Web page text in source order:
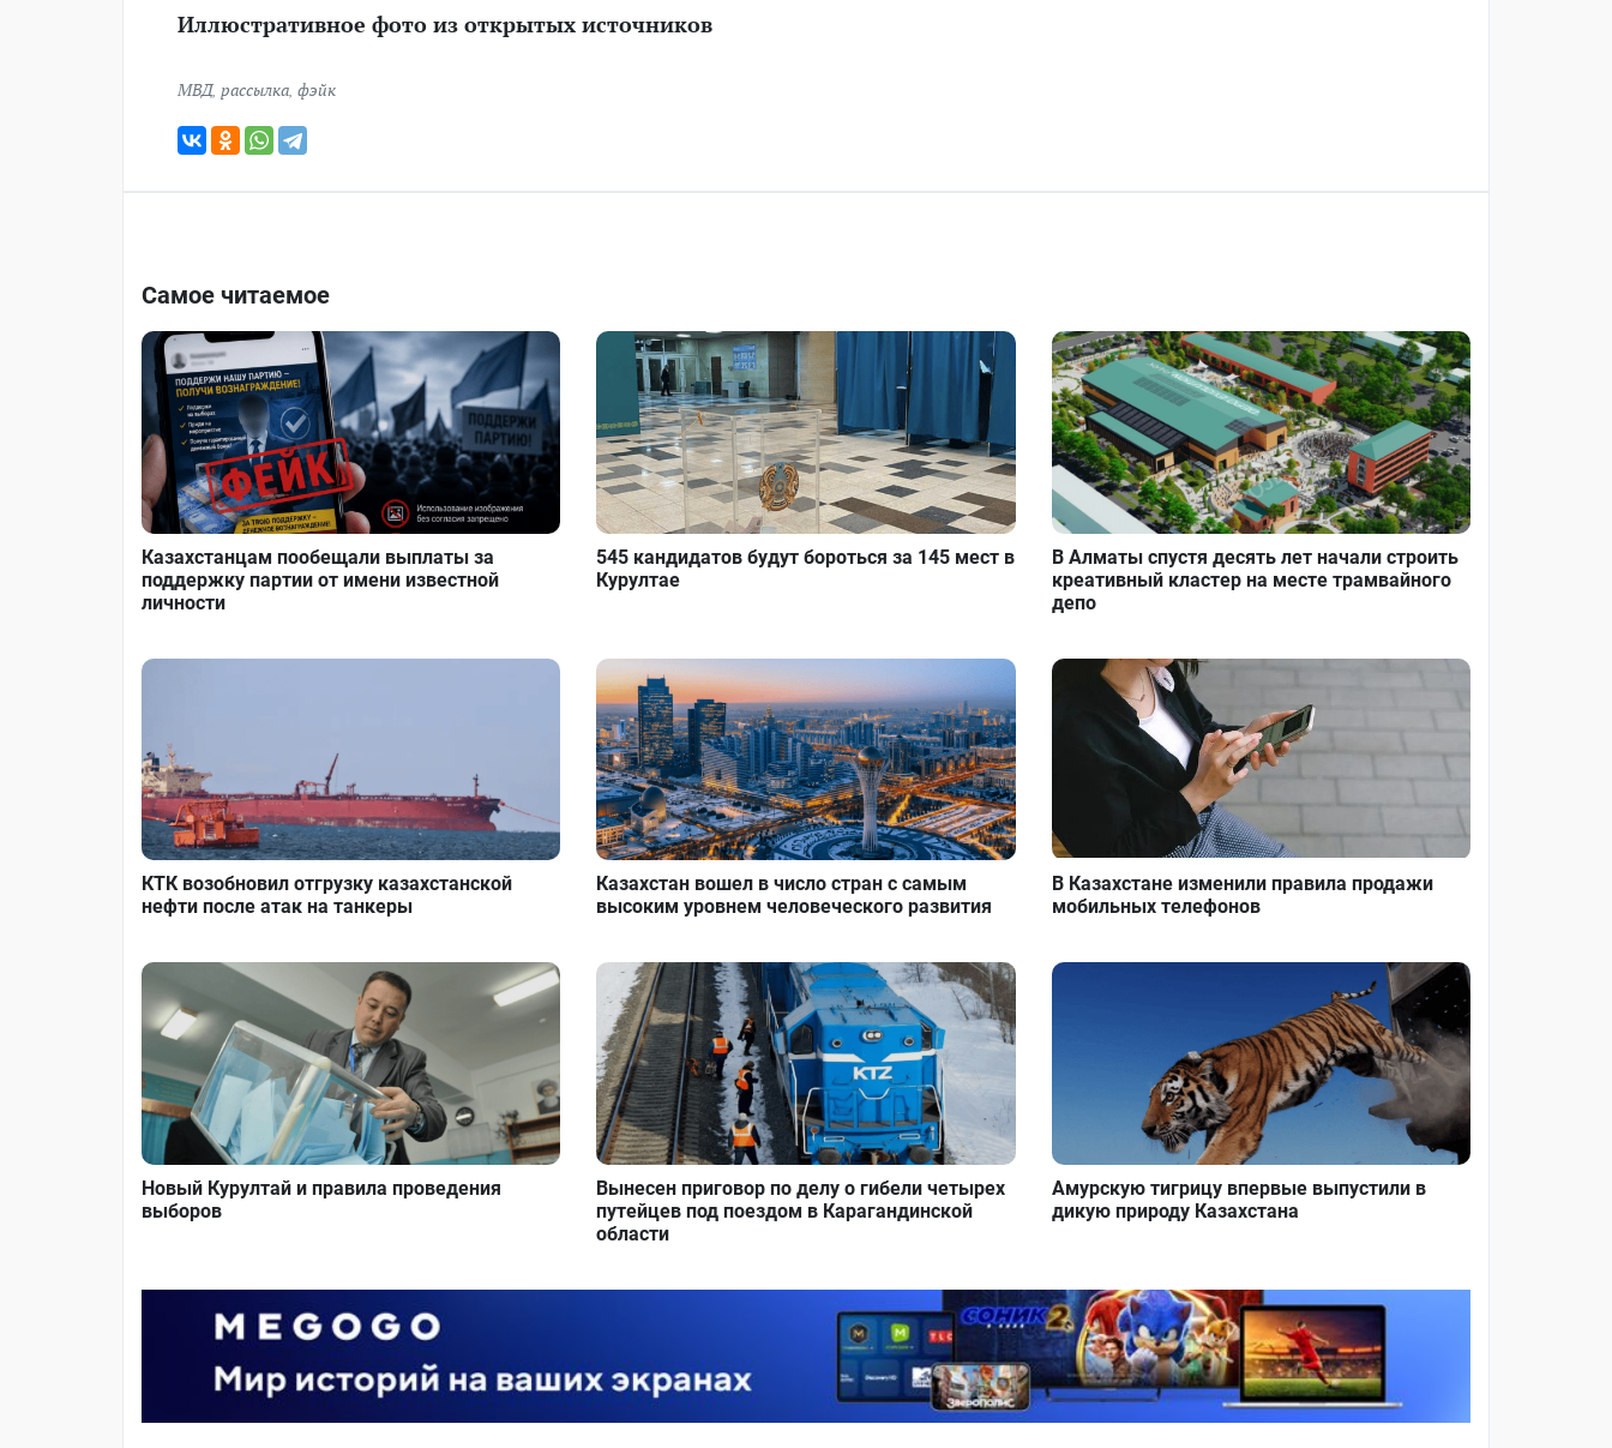
Иллюстративное фото из открытых источников
МВД, рассылка, фэйк
Самое читаемое
Казахстанцам пообещали выплаты за
поддержку партии от имени известной
личности
545 кандидатов будут бороться за 145 мест в
Курултае
В Алматы спустя десять лет начали строить
креативный кластер на месте трамвайного
депо
КТК возобновил отгрузку казахстанской
нефти после атак на танкеры
Казахстан вошел в число стран с самым
высоким уровнем человеческого развития
В Казахстане изменили правила продажи
мобильных телефонов
Новый Курултай и правила проведения
выборов
Вынесен приговор по делу о гибели четырех
путейцев под поездом в Карагандинской
области
Амурскую тигрицу впервые выпустили в
дикую природу Казахстана